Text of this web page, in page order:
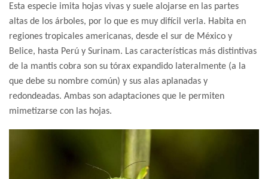
Esta especie imita hojas vivas y suele alojarse en las partes
altas de los árboles, por lo que es muy difícil verla. Habita en
regiones tropicales americanas, desde el sur de México y
Belice, hasta Perú y Surinam. Las características más distintivas
de la mantis cobra son su tórax expandido lateralmente (a la
que debe su nombre común) y sus alas aplanadas y
redondeadas. Ambas son adaptaciones que le permiten
mimetizarse con las hojas.